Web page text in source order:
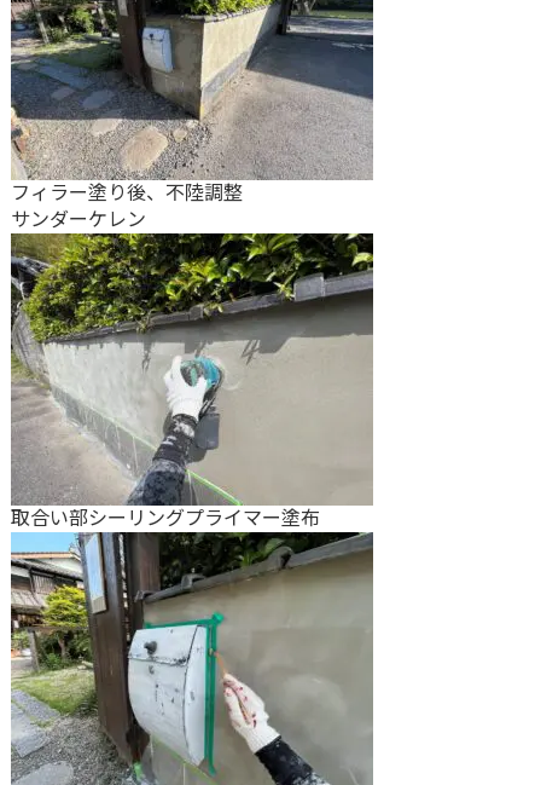
フィラー塗り後、不陸調整
サンダーケレン
取合い部シーリングプライマー塗布